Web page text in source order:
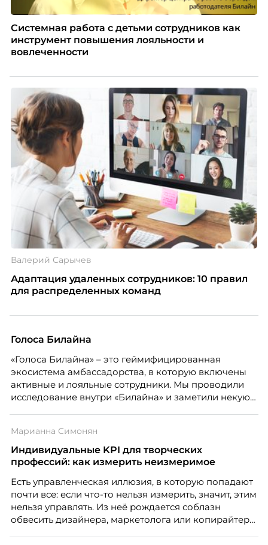
Системная работа с детьми сотрудников как
инструмент повышения лояльности и
вовлеченности
Валерий Сарычев
Адаптация удаленных сотрудников: 10 правил
для распределенных команд
Голоса Билайна
«Голоса Билайна» – это геймифицированная
экосистема амбассадорства, в которую включены
активные и лояльные сотрудники. Мы проводили
исследование внутри «Билайна» и заметили некую
благодарности и публичного признания.
Марианна Симонян
Индивидуальные KPI для творческих
профессий: как измерить неизмеримое
Есть управленческая иллюзия, в которую попадают
почти все: если что-то нельзя измерить, значит, этим
нельзя управлять. Из неё рождается соблазн
обвесить дизайнера, маркетолога или копирайтера